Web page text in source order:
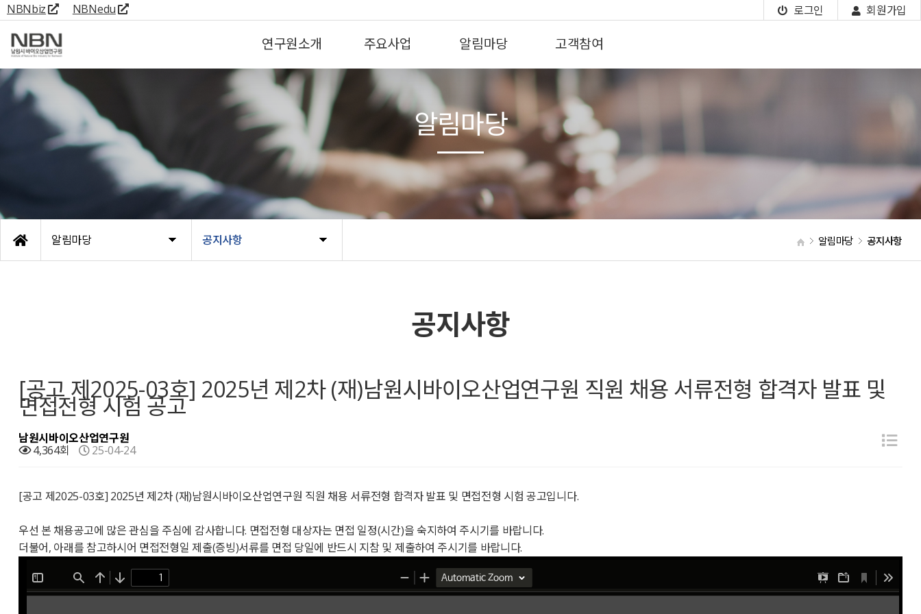
NBNbiz NBNedu 로그인 회원가입
연구원소개 주요사업 알림마당 고객참여
알림마당 공지사항 알림마당 공지사항
알림마당
공지사항
[공고 제2025-03호] 2025년 제2차 (재)남원시바이오산업연구원 직원 채용 서류전형 합격자 발표 및
면접전형 시험 공고
남원시바이오산업연구원
4,364회
25-04-24
[공고 제2025-03호] 2025년 제2차 (재)남원시바이오산업연구원 직원 채용 서류전형 합격자 발표 및 면접전형 시험 공고입니다.
우선 본 채용공고에 많은 관심을 주심에 감사합니다. 면접전형 대상자는 면접 일정(시간)을 숙지하여 주시기를 바랍니다.
더불어, 아래를 참고하시어 면접전형일 제출(증빙)서류를 면접 당일에 반드시 지참 및 제출하여 주시기를 바랍니다.